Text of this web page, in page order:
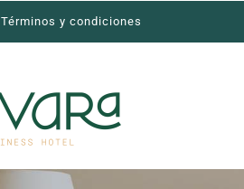
Términos y condiciones